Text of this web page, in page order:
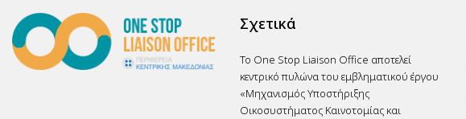
Σχετικά
Το One Stop Liaison Office αποτελεί
κεντρικό πυλώνα του εμβληματικού έργου
«Μηχανισμός Υποστήριξης
Οικοσυστήματος Καινοτομίας και